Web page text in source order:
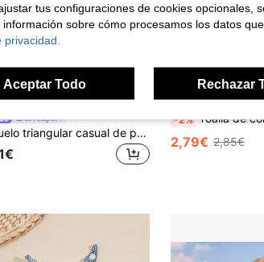
loveupet
Pañuelo triangular casual de poliéster para mascotas, con lindo diseño de perro, suministros para mascotas, accesorios para perros, accesorios para gatos. Adecuado para gatos y perros pequeños y medianos para uso al aire libre y diario (no apto para perros grandes).
-2% Toalla de compresión de hielo refrescante de verano, adecuada para perros y gatos pequeños, medianos y grandes, pañuelo para el cuello y collar con
2,79€ 2,85€
tus configuraciones de cookies opcionales,
sobre cómo procesamos los datos
Aceptar Todo Rechazar